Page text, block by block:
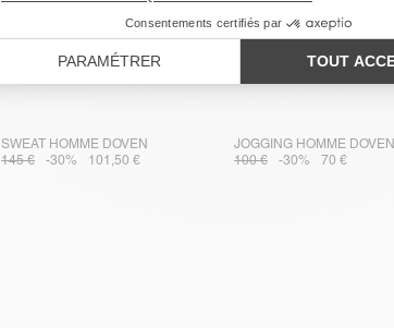
SWEAT HOMME DOVEN
145 €
-30% 101,50 €
JOGGING HOMME DOVEN
100 €
-30% 70 €